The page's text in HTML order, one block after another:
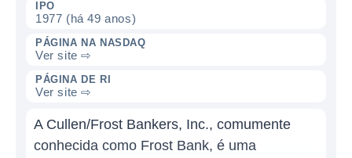
IPO
1977 (há 49 anos)
PÁGINA NA NASDAQ
Ver site ⇨
PÁGINA DE RI
Ver site ⇨
A Cullen/Frost Bankers, Inc., comumente
conhecida como Frost Bank, é uma